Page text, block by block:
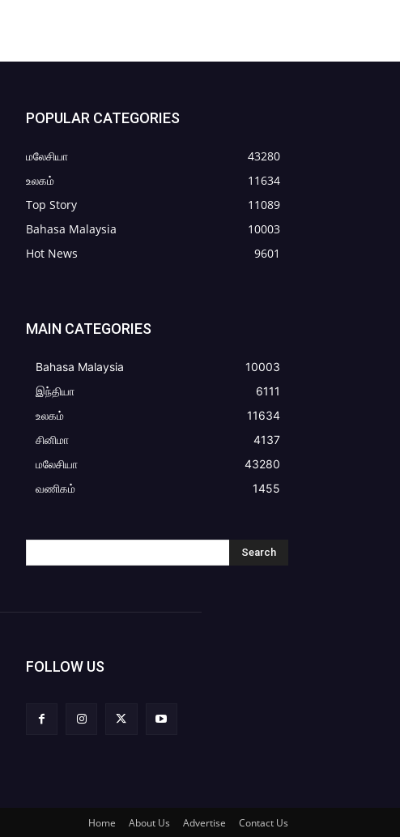
POPULAR CATEGORIES
மலேசியா
43280
உலகம்
11634
Top Story
11089
Bahasa Malaysia
10003
Hot News
9601
MAIN CATEGORIES
Bahasa Malaysia
10003
இந்தியா
6111
உலகம்
11634
சினிமா
4137
மலேசியா
43280
வணிகம்
1455
Search
FOLLOW US
Home About Us Advertise Contact Us